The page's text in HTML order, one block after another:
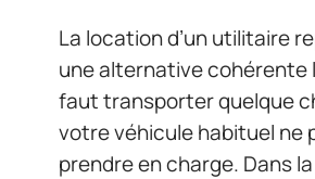
La location d’un utilitaire
une alternative cohérente
faut transporter quelque
votre véhicule habituel ne
prendre en charge. Dans